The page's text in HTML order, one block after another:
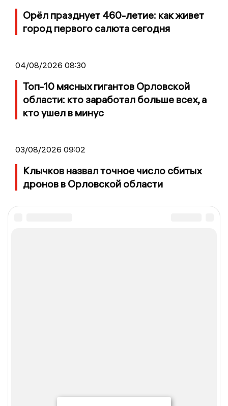
Орёл празднует 460-летие: как живет
город первого салюта сегодня
04/08/2026 08:30
Топ-10 мясных гигантов Орловской
области: кто заработал больше всех, а
кто ушел в минус
03/08/2026 09:02
Клычков назвал точное число сбитых
дронов в Орловской области